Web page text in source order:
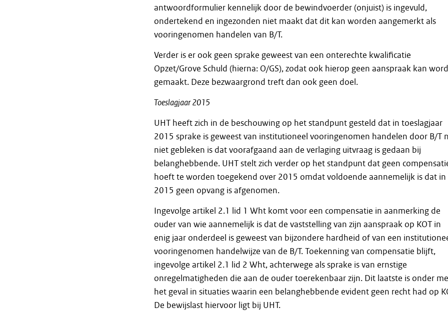
antwoordformulier kennelijk door de bewindvoerder (onjuist) is ingevuld,
ondertekend en ingezonden niet maakt dat dit kan worden aangemerkt als
vooringenomen handelen van B/T.
Verder is er ook geen sprake geweest van een onterechte kwalificatie
Opzet/Grove Schuld (hierna: O/GS), zodat ook hierop geen aanspraak kan
gemaakt. Deze bezwaargrond treft dan ook geen doel.
Toeslagjaar 2015
UHT heeft zich in de beschouwing op het standpunt gesteld dat in toeslagjaar
2015 sprake is geweest van institutioneel vooringenomen handelen door B/T
niet gebleken is dat voorafgaand aan de verlaging uitvraag is gedaan bij
belanghebbende. UHT stelt zich verder op het standpunt dat geen
hoeft te worden toegekend over 2015 omdat voldoende aannemelijk is dat in
2015 geen opvang is afgenomen.
Ingevolge artikel 2.1 lid 1 Wht komt voor een compensatie in aanmerking de
ouder van wie aannemelijk is dat de vaststelling van zijn aanspraak op KOT in
enig jaar onderdeel is geweest van bijzondere hardheid of van een
vooringenomen handelwijze van de B/T. Toekenning van compensatie blijft,
ingevolge artikel 2.1 lid 2 Wht, achterwege als sprake is van ernstige
onregelmatigheden die aan de ouder toerekenbaar zijn. Dit laatste is onder
het geval in situaties waarin een belanghebbende evident geen recht had op
De bewijslast hiervoor ligt bij UHT.